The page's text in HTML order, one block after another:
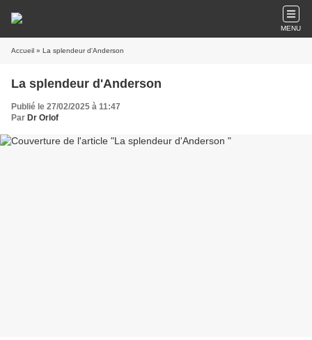
MENU
Accueil » La splendeur d'Anderson
La splendeur d'Anderson
Publié le 27/02/2025 à 11:47
Par Dr Orlof